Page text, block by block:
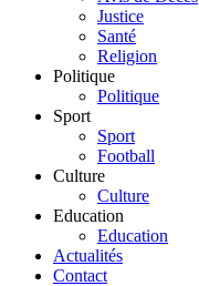
Justice
Santé
Religion
Politique
Politique
Sport
Sport
Football
Culture
Culture
Education
Education
Actualités
Contact